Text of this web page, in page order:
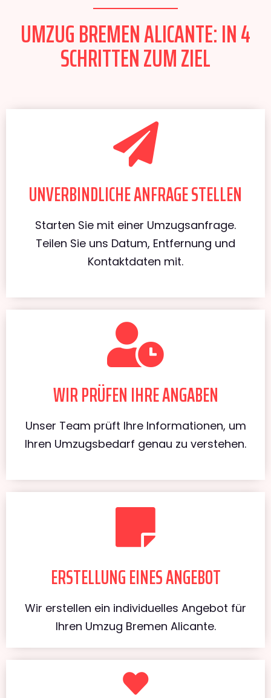
UMZUG BREMEN ALICANTE: IN 4
SCHRITTEN ZUM ZIEL
UNVERBINDLICHE ANFRAGE STELLEN
Starten Sie mit einer Umzugsanfrage.
Teilen Sie uns Datum, Entfernung und
Kontaktdaten mit.
WIR PRÜFEN IHRE ANGABEN
Unser Team prüft Ihre Informationen, um
Ihren Umzugsbedarf genau zu verstehen.
ERSTELLUNG EINES ANGEBOT
Wir erstellen ein individuelles Angebot für
Ihren Umzug Bremen Alicante.